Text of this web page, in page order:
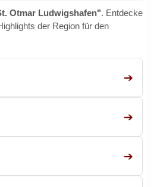
Otmar Ludwigshafen". Entdecke
der Region für den
➔
➔
➔